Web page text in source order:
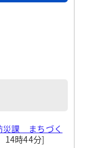
災課 まちづく
14時44分]